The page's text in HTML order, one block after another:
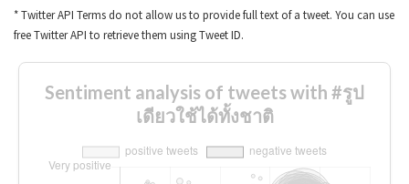
* Twitter API Terms do not allow us to provide full text of a tweet. You can use
free Twitter API to retrieve them using Tweet ID.
Sentiment analysis of tweets with #รูป
เดียวใช้ได้ทั้งชาติ